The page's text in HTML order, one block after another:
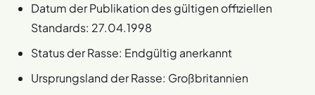
Datum der Publikation des gültigen offiziellen
Standards: 27.04.1998
Status der Rasse: Endgültig anerkannt
Ursprungsland der Rasse: Großbritannien